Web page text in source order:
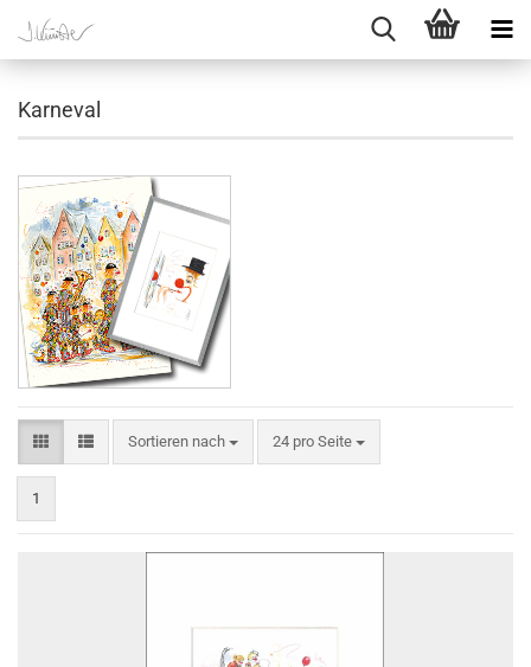
Karneval
Sortieren nach
Sortieren nach 24 pro Seite
pro Seite
1